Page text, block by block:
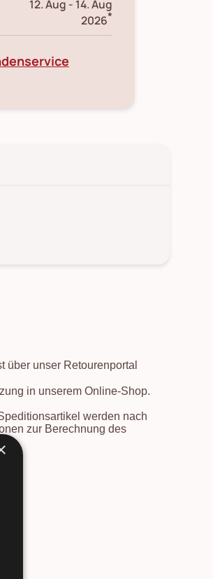
12. Aug - 14. Aug
2026*
über unser Retourenportal
in unserem Online-Shop.
werden nach
zur Berechnung des